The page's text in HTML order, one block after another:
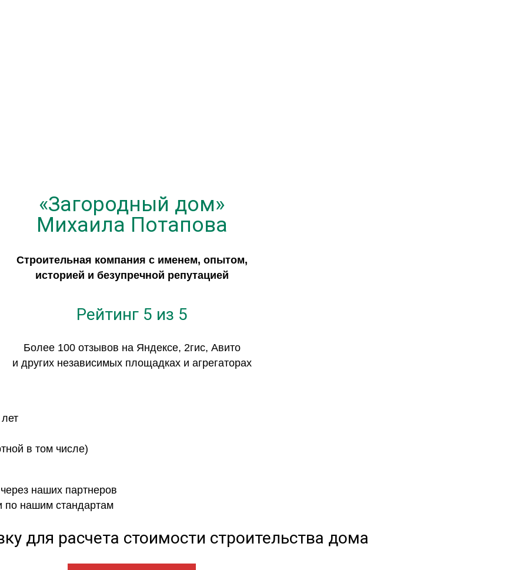
«Загородный дом»
Михаила Потапова
Строительная компания с именем, опытом,
историей и безупречной репутацией
Рейтинг 5 из 5
Более 100 отзывов на Яндексе, 2гис, Авито
и других независимых площадках и агрегаторах
в том числе)
наших партнеров
по нашим стандартам
для расчета стоимости строительства дома